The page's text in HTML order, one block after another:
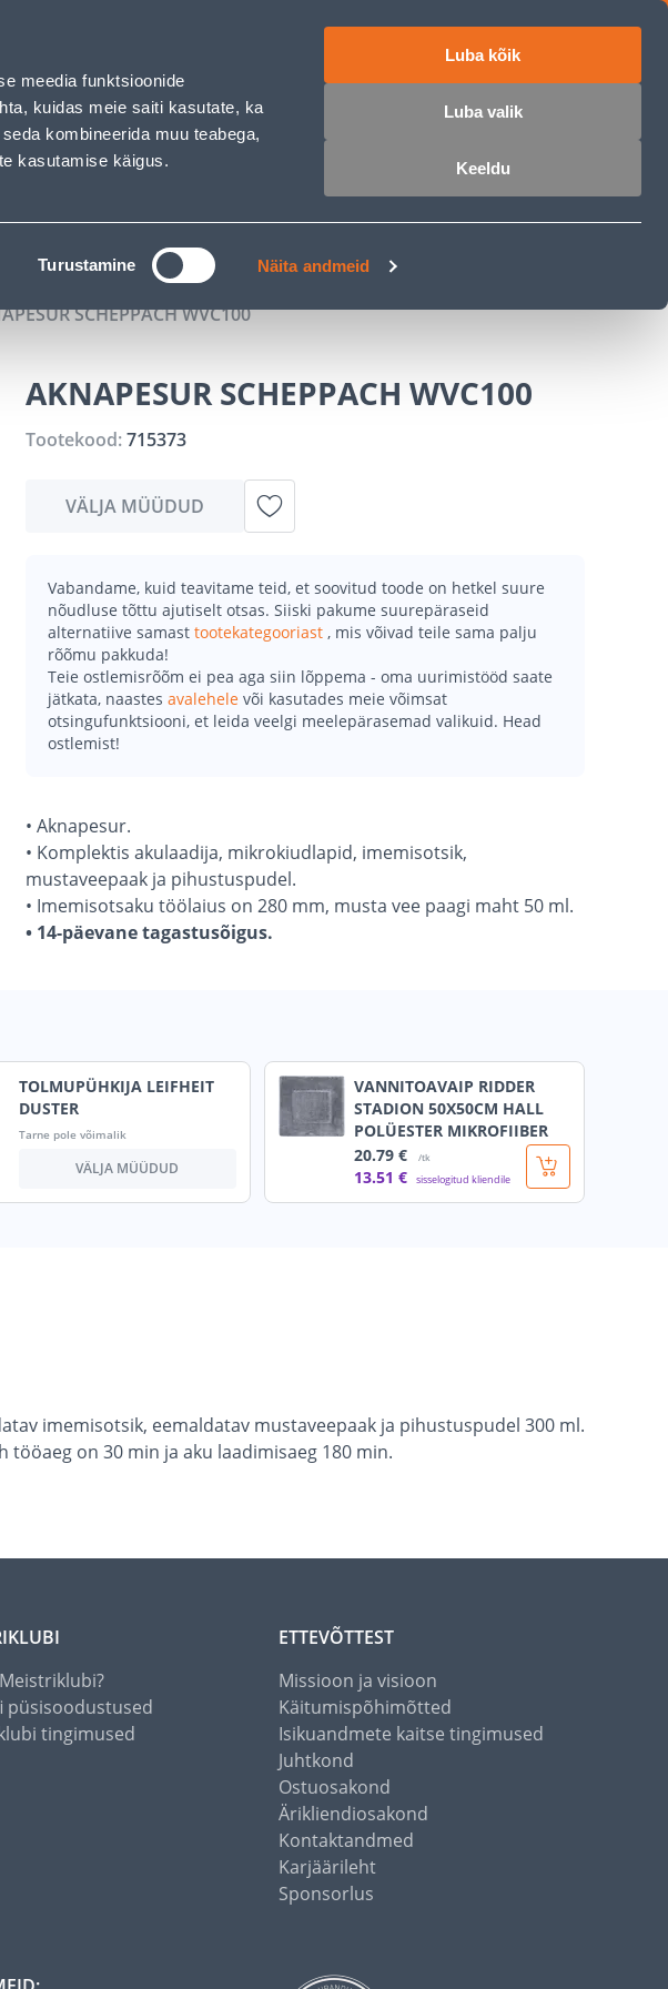
meedia funktsioonide
kuidas meie saiti kasutate, ka
kombineerida muu teabega,
kasutamise käigus.
Turustamine Näita andmeid
Luba kõik
Luba valik
Keeldu
Logi sisse
JÄRELMAKS
SCHEPPACH WVC100
AKNAPESUR SCHEPPACH WVC100
Tootekood:715373
VÄLJA MÜÜDUD
Vabandame, kuid teavitame teid, et soovitud toode on hetkel suure
nõudluse tõttu ajutiselt otsas. Siiski pakume suurepäraseid
alternatiive samast tootekategooriast , mis võivad teile sama palju
rõõmu pakkuda!
Teie ostlemisrõõm ei pea aga siin lõppema - oma uurimistööd saate
jätkata, naastes avalehele või kasutades meie võimsat
otsingufunktsiooni, et leida veelgi meelepärasemad valikuid. Head
ostlemist!
• Aknapesur.
• Komplektis akulaadija, mikrokiudlapid, imemisotsik,
mustaveepaak ja pihustuspudel.
• Imemisotsaku töölaius on 280 mm, musta vee paagi maht 50 ml.
• 14-päevane tagastusõigus.
TOLMUPÜHKIJA LEIFHEIT
DUSTER
Tarne pole võimalik
VÄLJA MÜÜDUD
VANNITOAVAIP RIDDER
STADION 50X50CM HALL
POLÜESTER MIKROFIIBER
20.79 € /tk
13.51 € sisselogitud kliendile
imemisotsik, eemaldatav mustaveepaak ja pihustuspudel 300 ml.
on 30 min ja aku laadimisaeg 180 min.
püsisoodustused
tingimused
ETTEVÕTTEST
Missioon ja visioon
Käitumispõhimõtted
Isikuandmete kaitse tingimused
Juhtkond
Ostuosakond
Ärikliendiosakond
Kontaktandmed
Karjäärileht
Sponsorlus